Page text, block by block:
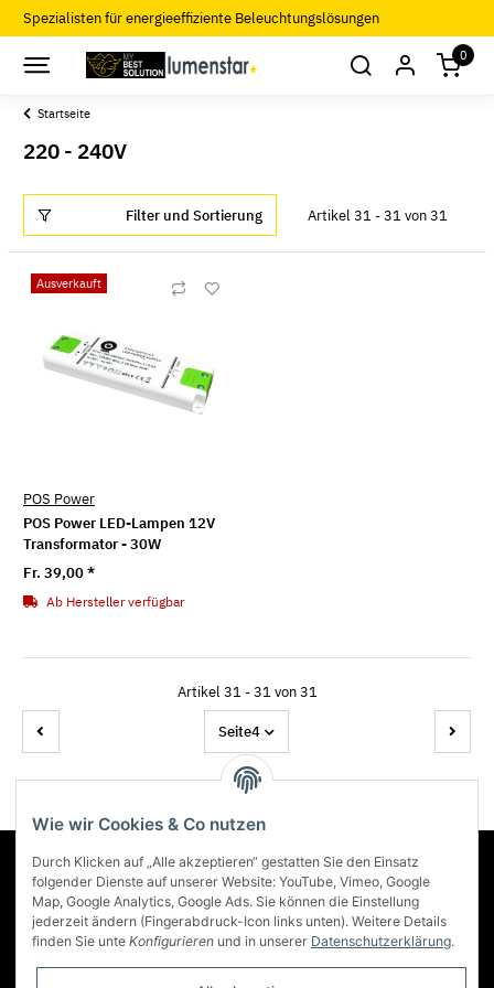
Spezialisten für energieeffiziente Beleuchtungslösungen
0
Startseite
220 - 240V
Filter und Sortierung Artikel 31 - 31 von 31
Ausverkauft
POS Power
POS Power LED-Lampen 12V
Transformator - 30W
Fr. 39,00*
Ab Hersteller verfügbar
Artikel 31 - 31 von 31
Seite4
Über Lumenstar
Informationen
Mehr über
Wie wir Cookies & Co nutzen
Durch Klicken auf „Alle akzeptieren“ gestatten Sie den Einsatz
folgender Dienste auf unserer Website: YouTube, Vimeo, Google
Map, Google Analytics, Google Ads. Sie können die Einstellung
jederzeit ändern (Fingerabdruck-Icon links unten). Weitere Details
finden Sie unte Konfigurieren und in unserer Datenschutzerklärung.